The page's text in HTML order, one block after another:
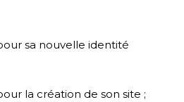
sa nouvelle identité
la création de son site ;